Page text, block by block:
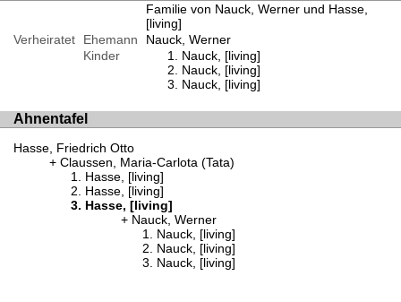
Familie von Nauck, Werner und Hasse,
[living]
Verheiratet
Ehemann
Nauck, Werner
Kinder
Nauck, [living]
Nauck, [living]
Nauck, [living]
Ahnentafel
Hasse, Friedrich Otto
Claussen, Maria-Carlota (Tata)
Hasse, [living]
Hasse, [living]
Hasse, [living]
Nauck, Werner
Nauck, [living]
Nauck, [living]
Nauck, [living]